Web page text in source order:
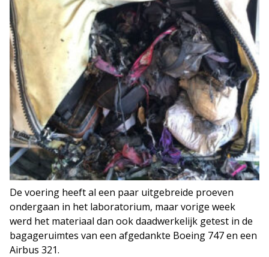
De voering heeft al een paar uitgebreide proeven
ondergaan in het laboratorium, maar vorige week
werd het materiaal dan ook daadwerkelijk getest in de
bagageruimtes van een afgedankte Boeing 747 en een
Airbus 321.